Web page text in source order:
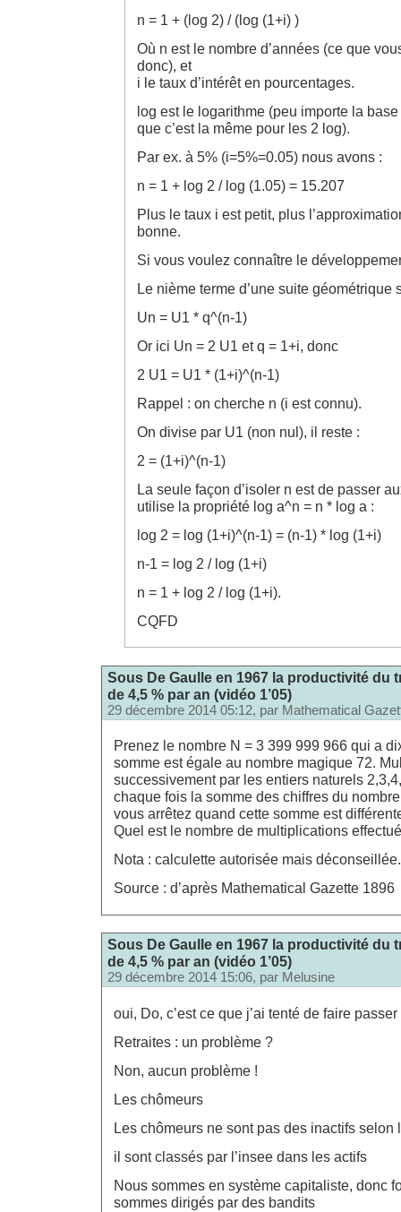
n = 1 + (log 2) / (log (1+i) )
Où n est le nombre d’années (ce que
donc), et
i le taux d’intérêt en pourcentages.
log est le logarithme (peu importe la
que c’est la même pour les 2 log).
Par ex. à 5% (i=5%=0.05) nous avons :
n = 1 + log 2 / log (1.05) = 15.207
Plus le taux i est petit, plus
bonne.
Si vous voulez connaître le
Le nième terme d’une suite géométrique
Un = U1 * q^(n-1)
Or ici Un = 2 U1 et q = 1+i, donc
2 U1 = U1 * (1+i)^(n-1)
Rappel : on cherche n (i est connu).
On divise par U1 (non nul), il reste :
2 = (1+i)^(n-1)
La seule façon d’isoler n est de passer
utilise la propriété log a^n = n * log a :
log 2 = log (1+i)^(n-1) = (n-1) * log (1+i)
n-1 = log 2 / log (1+i)
n = 1 + log 2 / log (1+i).
CQFD
Sous De Gaulle en 1967 la productivité du
de 4,5 % par an (vidéo 1’05)
29 décembre 2014 05:12, par Mathematical
Prenez le nombre N = 3 399 999 966 qui a
somme est égale au nombre magique 72.
successivement par les entiers naturels
chaque fois la somme des chiffres du
vous arrêtez quand cette somme est
Quel est le nombre de multiplications
Nota : calculette autorisée mais déconseillée.
Source : d’après Mathematical Gazette 1896
Sous De Gaulle en 1967 la productivité du
de 4,5 % par an (vidéo 1’05)
29 décembre 2014 15:06, par Melusine
oui, Do, c’est ce que j’ai tenté de faire
Retraites : un problème ?
Non, aucun problème !
Les chômeurs
Les chômeurs ne sont pas des inactifs selon
il sont classés par l’insee dans les actifs
Nous sommes en système capitaliste, donc
sommes dirigés par des bandits